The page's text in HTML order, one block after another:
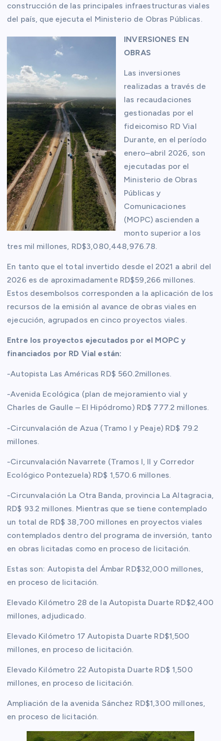
construcción de las principales infraestructuras viales
del país, que ejecuta el Ministerio de Obras Públicas.
INVERSIONES EN
OBRAS
Las inversiones
realizadas a través de
las recaudaciones
gestionadas por el
fideicomiso RD Vial
Durante, en el período
enero–abril 2026, son
ejecutadas por el
Ministerio de Obras
Públicas y
Comunicaciones
(MOPC) ascienden a
monto superior a los
tres mil millones, RD$3,080,448,976.78.
En tanto que el total invertido desde el 2021 a abril del
2026 es de aproximadamente RD$59,266 millones.
Estos desembolsos corresponden a la aplicación de los
recursos de la emisión al avance de obras viales en
ejecución, agrupados en cinco proyectos viales.
Entre los proyectos ejecutados por el MOPC y
financiados por RD Vial están:
-Autopista Las Américas RD$ 560.2millones.
-Avenida Ecológica (plan de mejoramiento vial y
Charles de Gaulle – El Hipódromo) RD$ 777.2 millones.
-Circunvalación de Azua (Tramo I y Peaje) RD$ 79.2
millones.
-Circunvalación Navarrete (Tramos I, II y Corredor
Ecológico Pontezuela) RD$ 1,570.6 millones.
-Circunvalación La Otra Banda, provincia La Altagracia,
RD$ 93.2 millones. Mientras que se tiene contemplado
un total de RD$ 38,700 millones en proyectos viales
contemplados dentro del programa de inversión, tanto
en obras licitadas como en proceso de licitación.
Estas son: Autopista del Ámbar RD$32,000 millones,
en proceso de licitación.
Elevado Kilómetro 28 de la Autopista Duarte RD$2,400
millones, adjudicado.
Elevado Kilómetro 17 Autopista Duarte RD$1,500
millones, en proceso de licitación.
Elevado Kilómetro 22 Autopista Duarte RD$ 1,500
millones, en proceso de licitación.
Ampliación de la avenida Sánchez RD$1,300 millones,
en proceso de licitación.